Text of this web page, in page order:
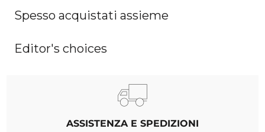
Spesso acquistati assieme
Editor's choices
ASSISTENZA E SPEDIZIONI